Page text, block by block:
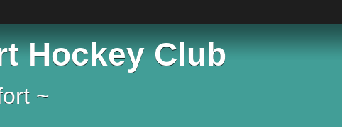
Hockey Club
~